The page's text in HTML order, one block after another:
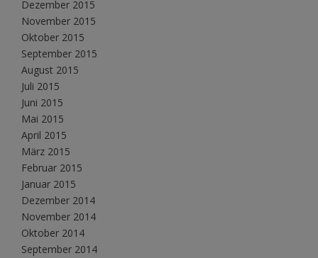
Dezember 2015
November 2015
Oktober 2015
September 2015
August 2015
Juli 2015
Juni 2015
Mai 2015
April 2015
März 2015
Februar 2015
Januar 2015
Dezember 2014
November 2014
Oktober 2014
September 2014